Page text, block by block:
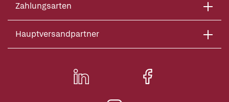
Zahlungsarten
Hauptversandpartner